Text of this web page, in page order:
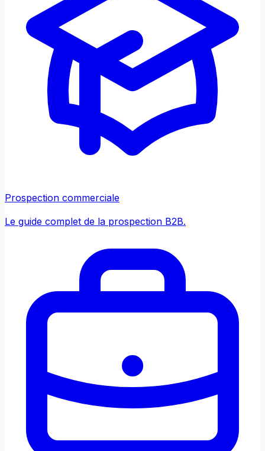
Prospection commerciale
Le guide complet de la prospection B2B.